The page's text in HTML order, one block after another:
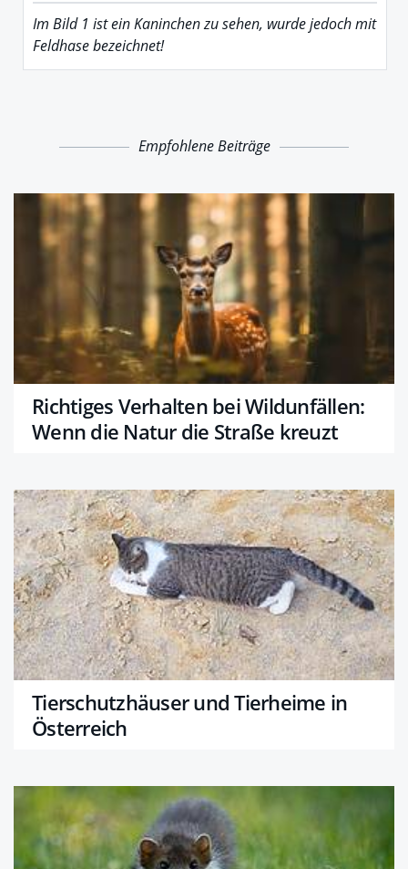
Im Bild 1 ist ein Kaninchen zu sehen, wurde jedoch mit
Feldhase bezeichnet!
Empfohlene Beiträge
Richtiges Verhalten bei Wildunfällen:
Wenn die Natur die Straße kreuzt
Tierschutzhäuser und Tierheime in
Österreich